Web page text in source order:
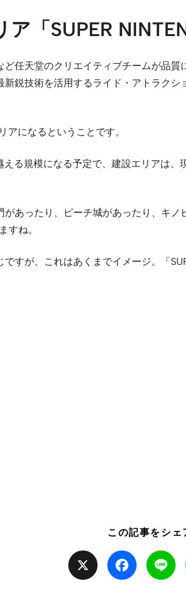
「SUPER
任天堂のクリエイティブチームが品
鋭技術を活用するライド・アトラク
アになるということです。
る規模になる予定で、建設エリアは
あったり、ピーチ城があったり、キ
すね。
すが、これはあくまでイメージ。「
この記事をシェ
Facebook